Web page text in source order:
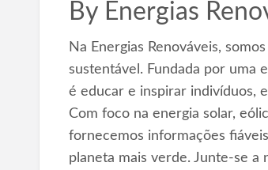
By Energias
Na Energias Renováveis,
sustentável. Fundada por uma
é educar e inspirar indivíduos,
Com foco na energia solar,
fornecemos informações
planeta mais verde. Junte-se